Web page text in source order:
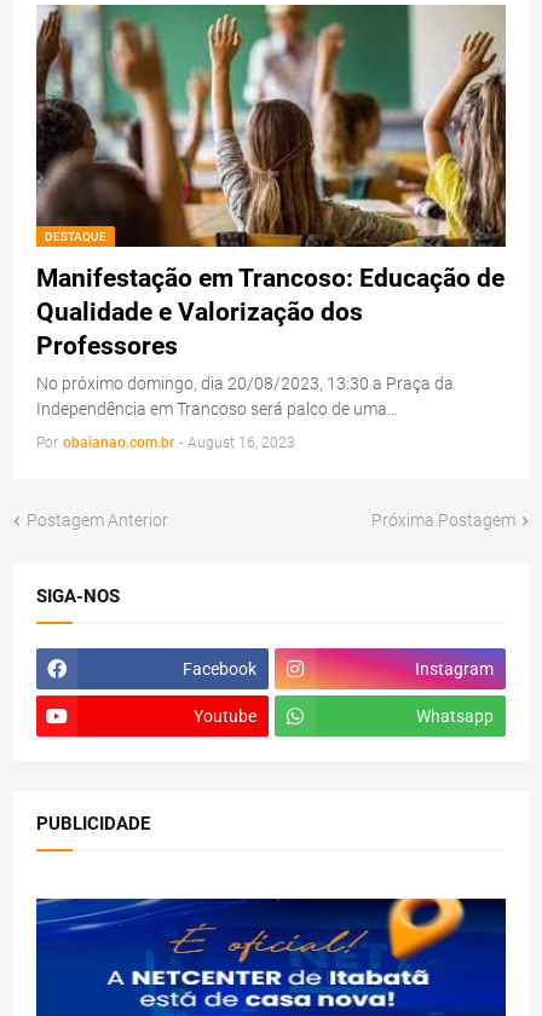
DESTAQUE
Manifestação em Trancoso: Educação de
Qualidade e Valorização dos
Professores
No próximo domingo, dia 20/08/2023, 13:30 a Praça da
Independência em Trancoso será palco de uma…
Por obaianao.com.br - August 16, 2023
Postagem Anterior Próxima Postagem
SIGA-NOS
Facebook Instagram
Youtube Whatsapp
PUBLICIDADE